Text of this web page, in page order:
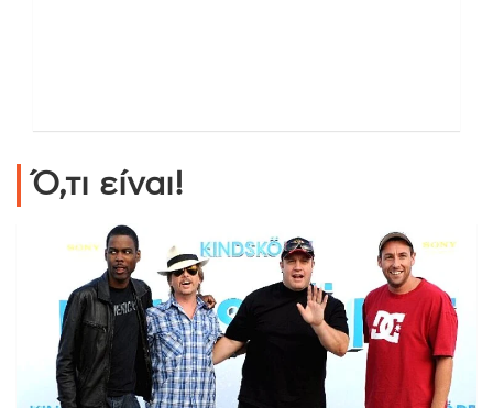
Ό,τι είναι!